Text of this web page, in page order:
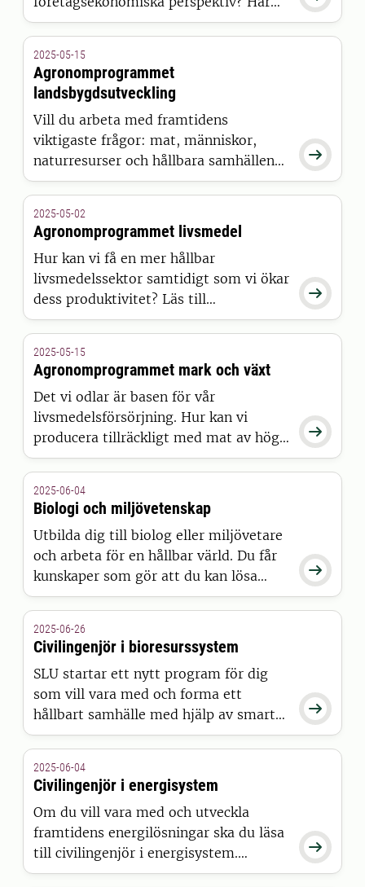
du ett stort samhällsintresse? Här får
lantbruk, naturresurser och
livsmedelskedjan.

2025-05-15
Agronomprogrammet
landsbygdsutveckling
Vill du arbeta med framtidens
viktigaste frågor: mat, människor,
naturresurser och hållbara samhällen?
Agronomprogrammet
dig som vill göra skillnad inom de
gröna näringarna, lokal utveckling och
levande landsbygder – i Sverige och
internationellt. Programmet utgår från
en enkel men avgörande insikt: Om
landsbygden inte fungerar, fungerar
ingenting.

2025-05-02
Agronomprogrammet livsmedel
Hur kan vi få en mer hållbar
livsmedelssektor samtidigt som vi ökar
dess produktivitet? Läs till
livsmedelsagronom och
livsmedelsförsörjning.

2025-05-15
Agronomprogrammet mark och växt
Det vi odlar är basen för vår
livsmedelsförsörjning. Hur kan vi
producera tillräckligt med mat av hög
kvalitet men samtidigt ta hänsyn till
mark- och växtagronom har du
eftertraktad kompetens som behövs
för att utveckla framtidens hållbara
odlingssystem.

2025-06-04
Biologi och miljövetenskap
Utbilda dig till biolog eller miljövetare
och arbeta för en hållbar värld. Du får
kunskaper som gör att du kan lösa
angelägna miljöproblem och bidra till

2025-06-26
Civilingenjör i bioresurssystem
SLU startar ett nytt program för dig
som vill vara med och forma ett
hållbart samhälle med hjälp av smart
teknik och innovation. På
bioresurssystem kombineras
ingenjörskonst med verkliga
utmaningar inom skog, jordbruk,
klimat och teknik. Här får du en unik
utbildning med teknisk kompetens,
förankring i de gröna näringarna och

2025-06-04
Civilingenjör i energisystem
Om du vill vara med och utveckla
framtidens energilösningar ska du läsa
till civilingenjör i energisystem.
Programmet är ett unikt samarbete